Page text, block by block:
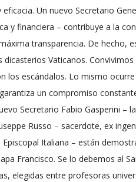
Un nuevo Secretario
financiera – contribuye a la
transparencia. De hecho,
Vaticanos.
escándalos. Lo mismo
un compromiso
Secretario Fabio Gasperini –
Russo – sacerdote, ex
Italiana – están
Francisco. Se lo debemos al
elegidas entre profesoras